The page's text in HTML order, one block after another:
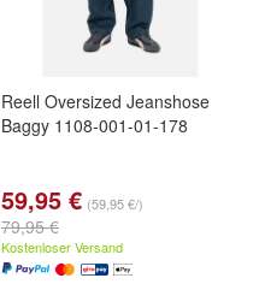
Reell Oversized Jeanshose
Baggy 1108-001-01-178
59,95 € (59,95 €/)
79,95 €
Kostenloser Versand